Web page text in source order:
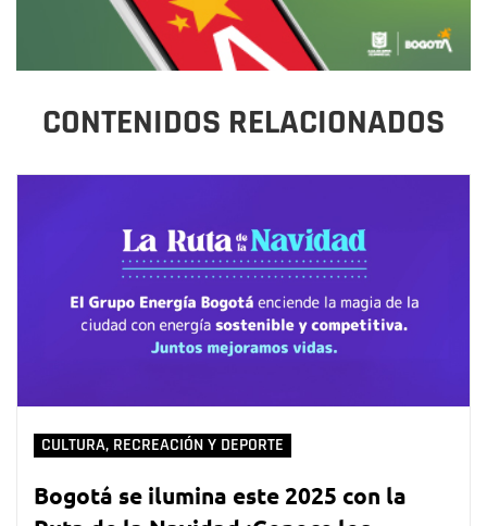
CONTENIDOS RELACIONADOS
CULTURA, RECREACIÓN Y DEPORTE
Bogotá se ilumina este 2025 con la